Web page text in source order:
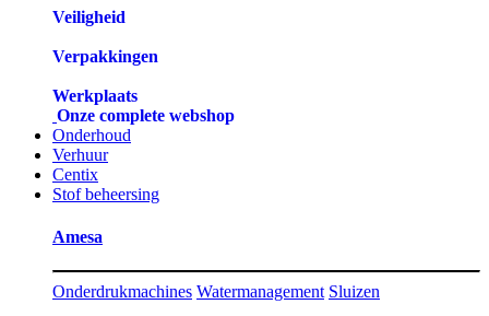
Veiligheid
Verpakkingen
Werkplaats
Onze complete webshop
Onderhoud
Verhuur
Centix
Stof beheersing
Amesa
Onderdrukmachines Watermanagement Sluizen